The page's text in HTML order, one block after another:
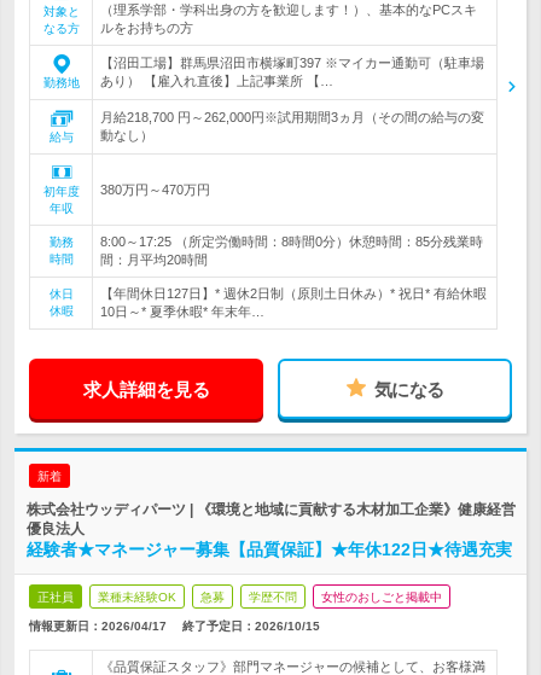
対象と
なる方
（理系学部・学科出身の方を歓迎します！）、基本的なPCスキ
ルをお持ちの方
勤務地
【沼田工場】群馬県沼田市横塚町397 ※マイカー通勤可（駐車場
あり） 【雇入れ直後】上記事業所 【…
給与
月給218,700 円～262,000円※試用期間3ヵ月（その間の給与の変
動なし）
初年度
年収
380万円～470万円
勤務
時間
8:00～17:25 （所定労働時間：8時間0分）休憩時間：85分残業時
間：月平均20時間
休日
休暇
【年間休日127日】* 週休2日制（原則土日休み）* 祝日* 有給休暇
10日～* 夏季休暇* 年末年…
求人詳細を見る 気になる
新着
株式会社ウッディパーツ | 《環境と地域に貢献する木材加工企業》健康経営
優良法人
経験者★マネージャー募集【品質保証】★年休122日★待遇充実
正社員 業種未経験OK 急募 学歴不問 女性のおしごと掲載中
情報更新日：2026/04/17 終了予定日： 2026/10/15
《品質保証スタッフ》部門マネージャーの候補として、お客様満